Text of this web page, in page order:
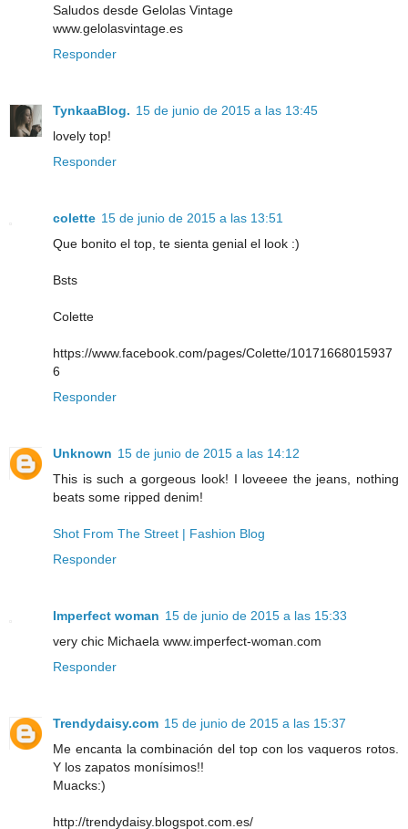
Saludos desde Gelolas Vintage
www.gelolasvintage.es
Responder
TynkaaBlog. 15 de junio de 2015 a las 13:45
lovely top!
Responder
colette 15 de junio de 2015 a las 13:51
Que bonito el top, te sienta genial el look :)
Bsts
Colette
https://www.facebook.com/pages/Colette/10171668015937
6
Responder
Unknown 15 de junio de 2015 a las 14:12
This is such a gorgeous look! I loveeee the jeans, nothing
beats some ripped denim!
Shot From The Street | Fashion Blog
Responder
Imperfect woman 15 de junio de 2015 a las 15:33
very chic Michaela www.imperfect-woman.com
Responder
Trendydaisy.com 15 de junio de 2015 a las 15:37
Me encanta la combinación del top con los vaqueros rotos.
Y los zapatos monísimos!!
Muacks:)
http://trendydaisy.blogspot.com.es/